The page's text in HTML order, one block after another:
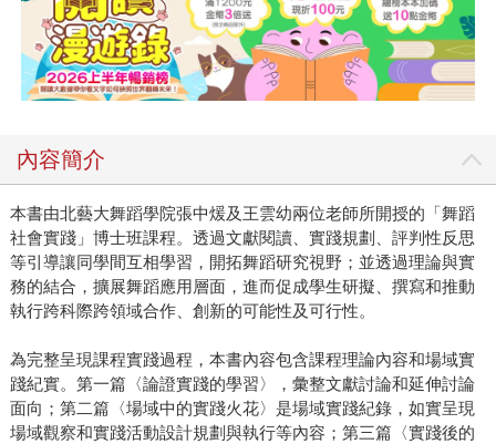
內容簡介
本書由北藝大舞蹈學院張中煖及王雲幼兩位老師所開授的「舞蹈
社會實踐」博士班課程。透過文獻閱讀、實踐規劃、評判性反思
等引導讓同學間互相學習，開拓舞蹈研究視野；並透過理論與實
務的結合，擴展舞蹈應用層面，進而促成學生研擬、撰寫和推動
執行跨科際跨領域合作、創新的可能性及可行性。
為完整呈現課程實踐過程，本書內容包含課程理論內容和場域實
踐紀實。第一篇〈論證實踐的學習〉，彙整文獻討論和延伸討論
面向；第二篇〈場域中的實踐火花〉是場域實踐紀錄，如實呈現
場域觀察和實踐活動設計規劃與執行等內容；第三篇〈實踐後的